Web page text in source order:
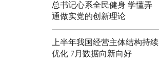
总书记心系全民健身 学懂弄
通做实党的创新理论
上半年我国经营主体结构持续
优化 7月数据向新向好